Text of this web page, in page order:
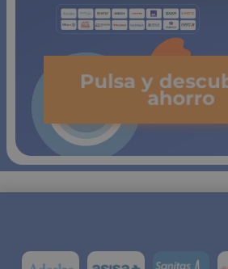
Pulsa y
ahorro